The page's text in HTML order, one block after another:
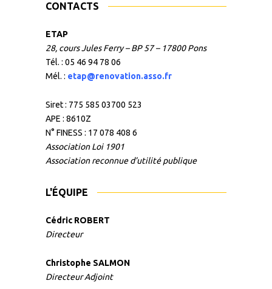
CONTACTS
ETAP
28, cours Jules Ferry – BP 57 – 17800 Pons
Tél. : 05 46 94 78 06
Mél. : etap@renovation.asso.fr
Siret : 775 585 03700 523
APE : 8610Z
N° FINESS : 17 078 408 6
Association Loi 1901
Association reconnue d’utilité publique
L'ÉQUIPE
Cédric ROBERT
Directeur
Christophe SALMON
Directeur Adjoint